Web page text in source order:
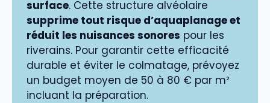
surface. Cette structure alvéolaire
supprime tout risque d’aquaplanage et
réduit les nuisances sonores pour les
riverains. Pour garantir cette efficacité
durable et éviter le colmatage, prévoyez
un budget moyen de 50 à 80 € par m²
incluant la préparation.